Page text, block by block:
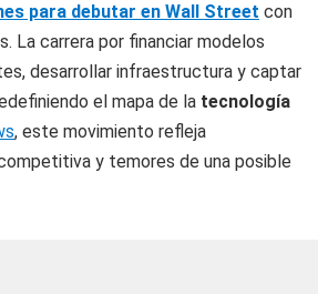
para debutar en Wall Street con
La carrera por financiar modelos
desarrollar infraestructura y captar
el mapa de la tecnología
, este movimiento refleja
y temores de una posible